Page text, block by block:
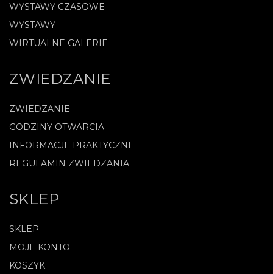
WYSTAWY CZASOWE
WYSTAWY
WIRTUALNE GALERIE
ZWIEDZANIE
ZWIEDZANIE
GODZINY OTWARCIA
INFORMACJE PRAKTYCZNE
REGULAMIN ZWIEDZANIA
SKLEP
SKLEP
MOJE KONTO
KOSZYK